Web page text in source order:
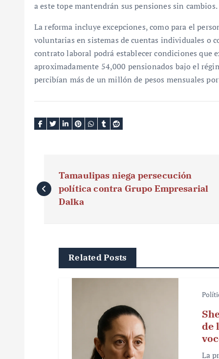
a este tope mantendrán sus pensiones sin cambios.
La reforma incluye excepciones, como para el
voluntarias en sistemas de cuentas individuales o
contrato laboral podrá establecer condiciones que
aproximadamente 54,000 pensionados bajo el
percibían más de un millón de pesos mensuales
a
Tamaulipas niega persecución
política contra Grupo Empresarial
Dalka
Related Posts
de
La